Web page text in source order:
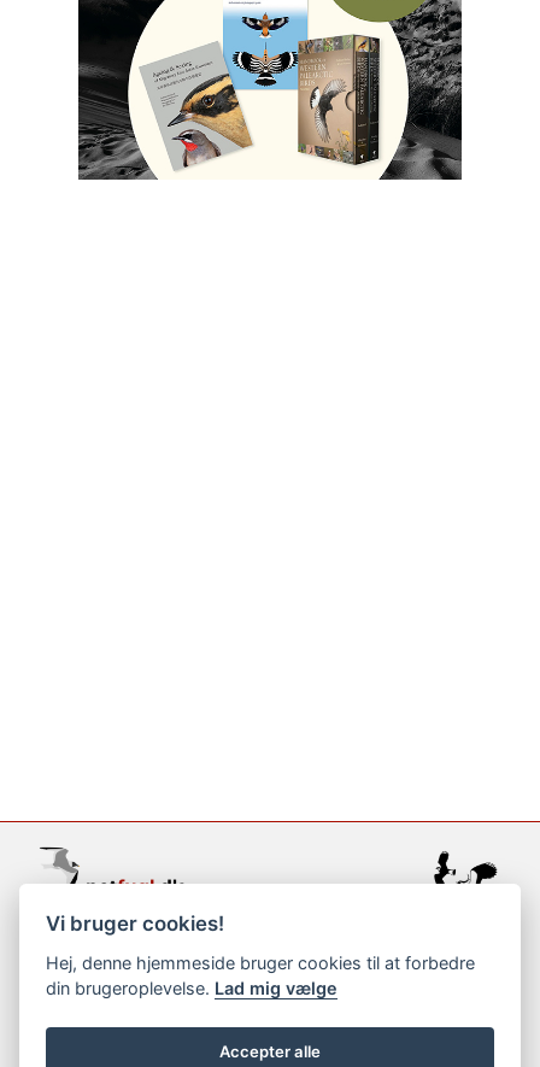
support@netfugl.dk
copyright © 2002-2023
Vi bruger cookies!
Hej, denne hjemmeside bruger cookies til at forbedre
din brugeroplevelse. Lad mig vælge
Accepter alle